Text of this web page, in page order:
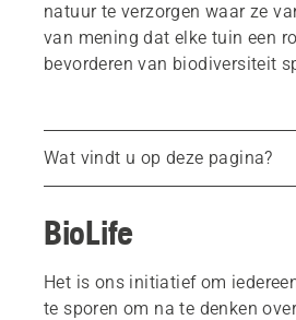
natuur te verzorgen waar ze
van mening dat elke tuin een
bevorderen van biodiversiteit
Wat vindt u op deze pagina?
De nuttige dieren in uw tuin
Bomen, heggen en struiken
BioLife
Het is ons initiatief om
te sporen om na te denken